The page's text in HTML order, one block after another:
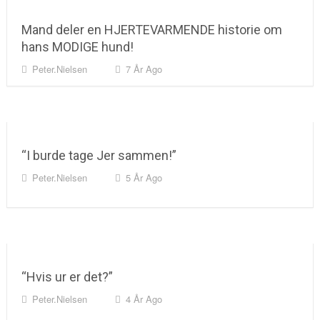
Mand deler en HJERTEVARMENDE historie om
hans MODIGE hund!
Peter.nielsen 7 År Ago
“I burde tage Jer sammen!”
Peter.nielsen 5 År Ago
“Hvis ur er det?”
Peter.nielsen 4 År Ago